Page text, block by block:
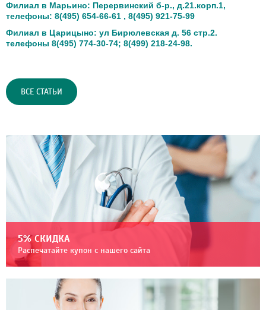
Филиал в Марьино: Перервинский б-р., д.21.корп.1,
телефоны: 8(495) 654-66-61 , 8(495) 921-75-99
Филиал в Царицыно: ул Бирюлевская д. 56 стр.2.
телефоны 8(495) 774-30-74; 8(499) 218-24-98.
ВСЕ СТАТЬИ
5% СКИДКА
Распечатайте купон с нашего сайта